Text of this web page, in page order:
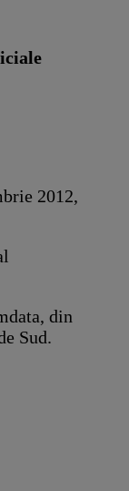
2012,
din
Sud.